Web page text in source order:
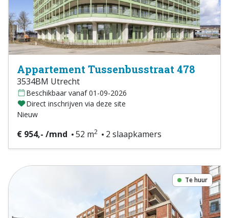
Appartement Tussenbusstraat 478
3534BM Utrecht
Beschikbaar vanaf 01-09-2026
Direct inschrijven via deze site
Nieuw
€ 954,- /mnd 52 m2 2 slaapkamers
Te huur